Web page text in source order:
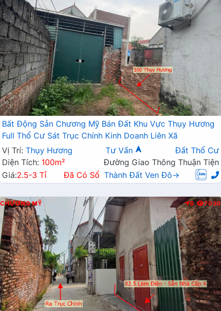
Bất Động Sản Chương Mỹ Bán Đất Khu Vực Thụy Hương
Full Thổ Cư Sát Trục Chính Kinh Doanh Liên Xã
Vị Trí: Thụy Hương Tư Vấn
Đất Thổ Cư
Diện Tích: 100m²
Đường Giao Thông Thuận Tiện
Giá:2.5-3 Tỉ Đã Có Sổ Thành Đất Ven Đô→
CHƯƠNG MỸ B 7030